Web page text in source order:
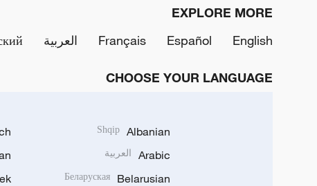
EXPLORE MORE
English
Español
Français العربية
CHOOSE YOUR LANGUAGE
Albanian
Shqip
Arabic العربية
Belarusian
Беларуская